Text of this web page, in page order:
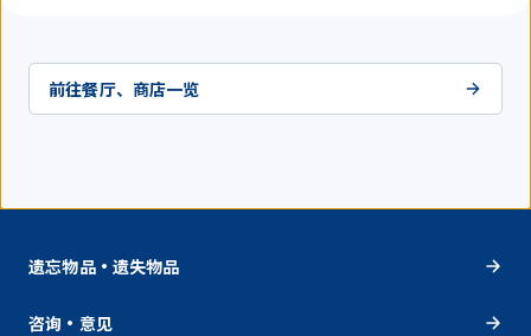
前往餐厅、商店一览
遗忘物品・遗失物品
咨询・意见